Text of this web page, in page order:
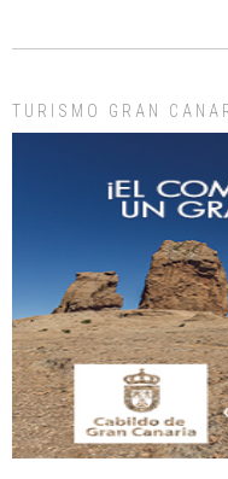
días, ella incluida...
Gato manso encontrado
Este gato macho ha aparecido
manso y extremadamente cari...
Leales.org » Gran Canaria |
TURISMO GRAN